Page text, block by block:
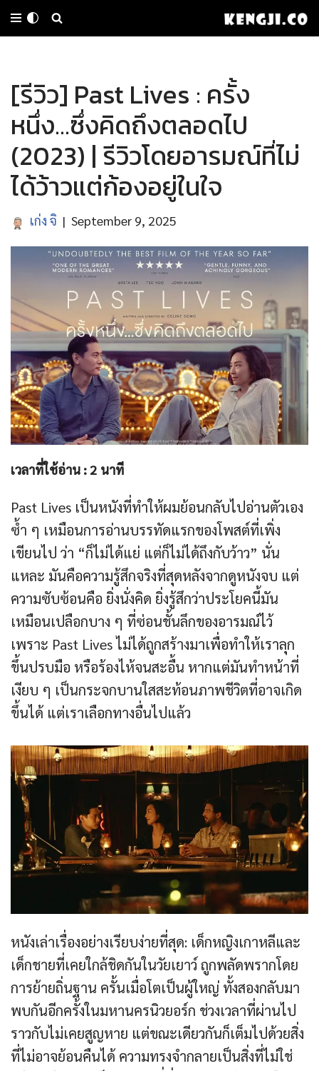
Skip
content
[รีวิว] Past Lives : ครั้ง
หนึ่ง…ซึ่งคิดถึงตลอดไป
(2023) | รีวิวโดยอารมณ์ที่ไม่
ได้ว้าวแต่ก้องอยู่ในใจ
เก่ง จิ September 9, 2025
เวลาที่ใช้อ่าน :2 นาที
Past Lives เป็นหนังที่ทำให้ผมย้อนกลับไปอ่านตัวเอง
ซ้ำ ๆ เหมือนการอ่านบรรทัดแรกของโพสต์ที่เพิ่ง
เขียนไป ว่า “ก็ไม่ได้แย่ แต่ก็ไม่ได้ถึงกับว้าว” นั่น
แหละ มันคือความรู้สึกจริงที่สุดหลังจากดูหนังจบ แต่
ความซับซ้อนคือ ยิ่งนั่งคิด ยิ่งรู้สึกว่าประโยคนี้มัน
เหมือนเปลือกบาง ๆ ที่ซ่อนชั้นลึกของอารมณ์ไว้
เพราะ Past Lives ไม่ได้ถูกสร้างมาเพื่อทำให้เราลุก
ขึ้นปรบมือ หรือร้องไห้จนสะอื้น หากแต่มันทำหน้าที่
เงียบ ๆ เป็นกระจกบานใสสะท้อนภาพชีวิตที่อาจเกิด
ขึ้นได้ แต่เราเลือกทางอื่นไปแล้ว
หนังเล่าเรื่องอย่างเรียบง่ายที่สุด: เด็กหญิงเกาหลีและ
เด็กชายที่เคยใกล้ชิดกันในวัยเยาว์ ถูกพลัดพรากโดย
การย้ายถิ่นฐาน ครั้นเมื่อโตเป็นผู้ใหญ่ ทั้งสองกลับมา
พบกันอีกครั้งในมหานครนิวยอร์ก ช่วงเวลาที่ผ่านไป
ราวกับไม่เคยสูญหาย แต่ขณะเดียวกันก็เต็มไปด้วยสิ่ง
ที่ไม่อาจย้อนคืนได้ ความทรงจำกลายเป็นสิ่งที่ไม่ใช่